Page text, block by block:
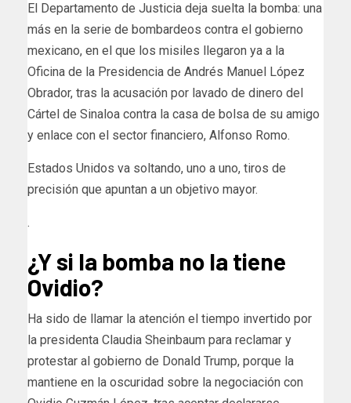
El Departamento de Justicia deja suelta la bomba: una
más en la serie de bombardeos contra el gobierno
mexicano, en el que los misiles llegaron ya a la
Oficina de la Presidencia de Andrés Manuel López
Obrador, tras la acusación por lavado de dinero del
Cártel de Sinaloa contra la casa de bolsa de su amigo
y enlace con el sector financiero, Alfonso Romo.
Estados Unidos va soltando, uno a uno, tiros de
precisión que apuntan a un objetivo mayor.
.
¿Y si la bomba no la tiene
Ovidio?
Ha sido de llamar la atención el tiempo invertido por
la presidenta Claudia Sheinbaum para reclamar y
protestar al gobierno de Donald Trump, porque la
mantiene en la oscuridad sobre la negociación con